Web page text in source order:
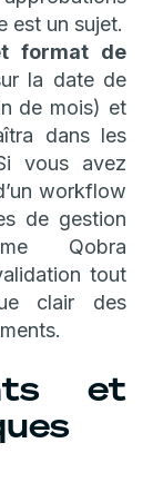
est un sujet.
format de
la date de
de mois) et
dans les
vous avez
workflow
de gestion
Qobra
tout
clair des
et